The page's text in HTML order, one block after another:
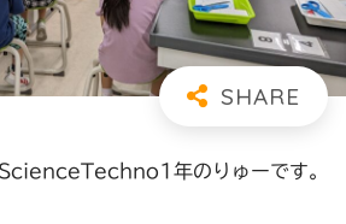
ScienceTechno1年のりゅーです。